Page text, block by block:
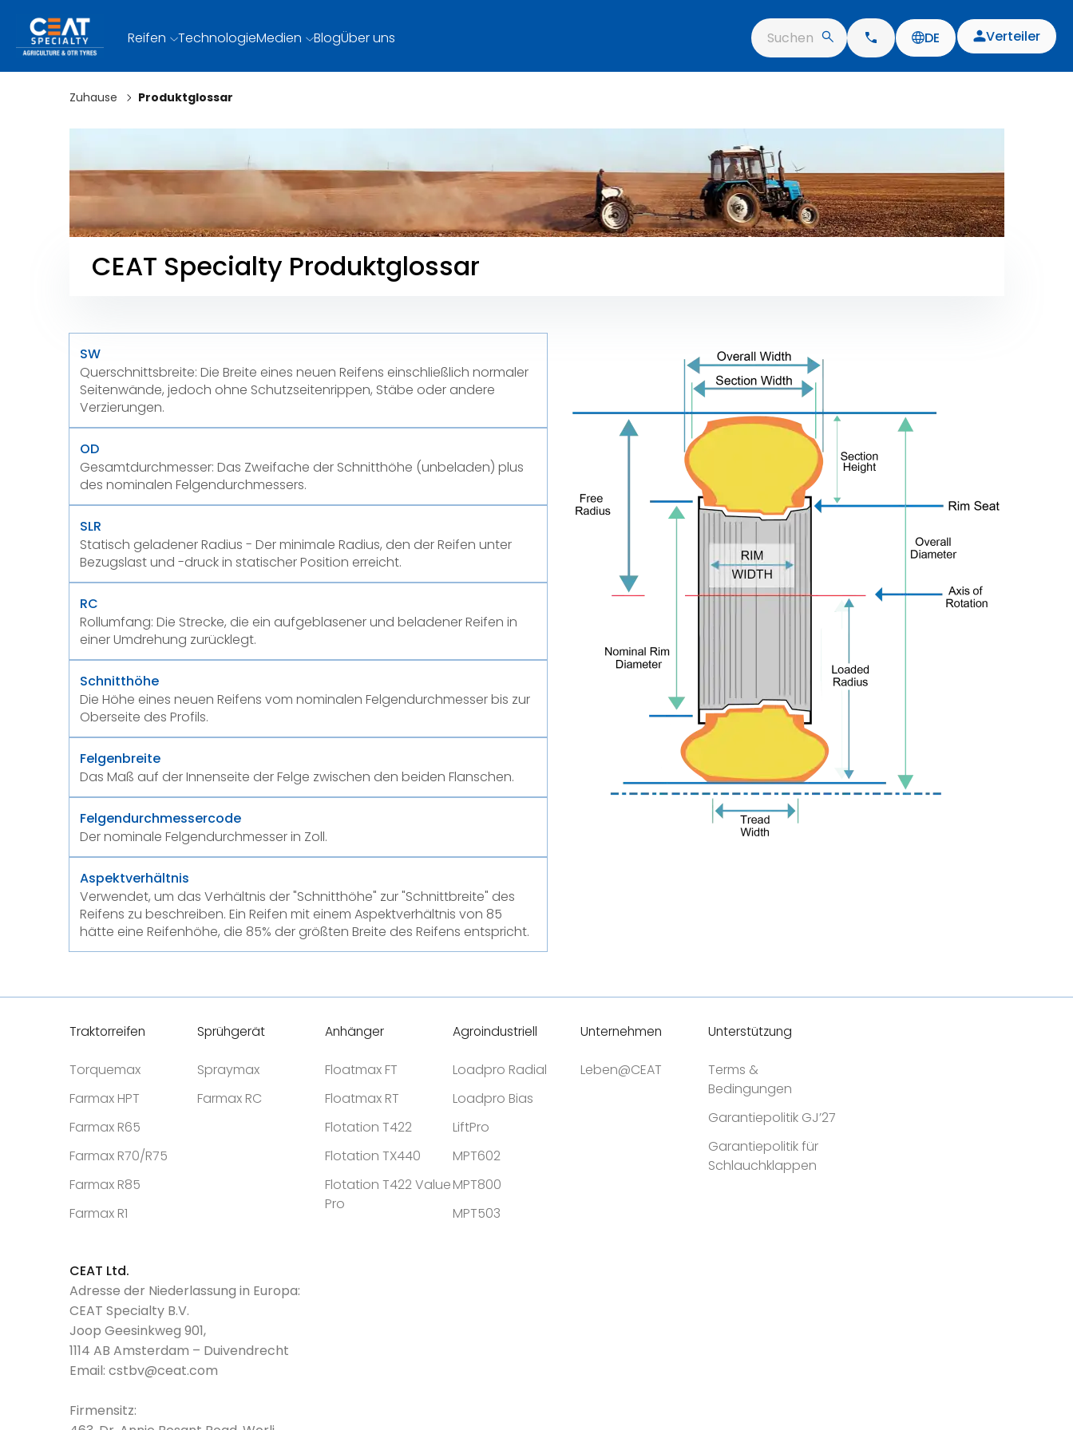
Reifen TechnologieMedien BlogÜber uns Suchen DE Verteiler
Zuhause Produktglossar
CEAT Specialty Produktglossar
SW
Querschnittsbreite: Die Breite eines neuen Reifens einschließlich normaler
Seitenwände, jedoch ohne Schutzseitenrippen, Stäbe oder andere
Verzierungen.
OD
Gesamtdurchmesser: Das Zweifache der Schnitthöhe (unbeladen) plus
des nominalen Felgendurchmessers.
SLR
Statisch geladener Radius - Der minimale Radius, den der Reifen unter
Bezugslast und -druck in statischer Position erreicht.
RC
Rollumfang: Die Strecke, die ein aufgeblasener und beladener Reifen in
einer Umdrehung zurücklegt.
Schnitthöhe
Die Höhe eines neuen Reifens vom nominalen Felgendurchmesser bis zur
Oberseite des Profils.
Felgenbreite
Das Maß auf der Innenseite der Felge zwischen den beiden Flanschen.
Felgendurchmessercode
Der nominale Felgendurchmesser in Zoll.
Aspektverhältnis
Verwendet, um das Verhältnis der "Schnitthöhe" zur "Schnittbreite" des
Reifens zu beschreiben. Ein Reifen mit einem Aspektverhältnis von 85
hätte eine Reifenhöhe, die 85% der größten Breite des Reifens entspricht.
Traktorreifen
Torquemax
Farmax HPT
Farmax R65
Farmax R70/R75
Farmax R85
Farmax R1
Sprühgerät
Spraymax
Farmax RC
Anhänger
Floatmax FT
Floatmax RT
Flotation T422
Flotation TX440
Flotation T422 Value
Pro
Agroindustriell
Loadpro Radial
Loadpro Bias
LiftPro
MPT602
MPT800
MPT503
Unternehmen
Leben@CEAT
Unterstützung
Terms &
Bedingungen
Garantiepolitik GJ’27
Garantiepolitik für
Schlauchklappen
CEAT Ltd.
Adresse der Niederlassung in Europa:
CEAT Specialty B.V.
Joop Geesinkweg 901,
1114 AB Amsterdam – Duivendrecht
Email: cstbv@ceat.com
Firmensitz: